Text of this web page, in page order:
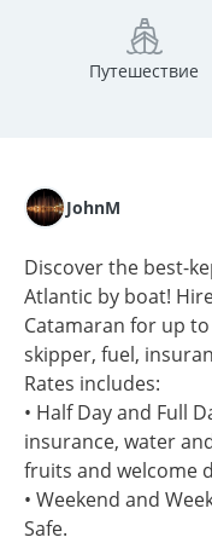
Путешествие
JohnM
Discover the best-
Atlantic by boat!
Catamaran for up
skipper, fuel,
Rates includes:
• Half Day and Full
insurance, water
fruits and welcome
• Weekend and
Safe.